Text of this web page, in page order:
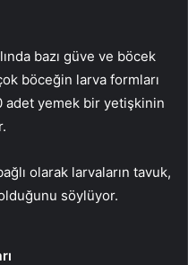
bazı güve ve böcek
böceğin larva formları
adet yemek bir yetişkinin
olarak larvaların tavuk,
söylüyor.